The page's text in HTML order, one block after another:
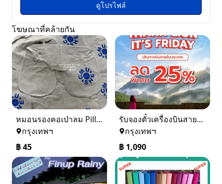
ดูโปรไฟล์
โฆษณาที่คล้ายกัน
หมอนรองคอเป่าลม Pillow ผ้ากำมะหยี่ พร้อมสกรีนโลโก้ 0816484576
กรุงเทพฯ
฿45
รับจองตั๋วเครื่องบินสายการบิน Lion Air ทั้งในและต่างประเทศ
กรุงเทพฯ
฿ 1,090